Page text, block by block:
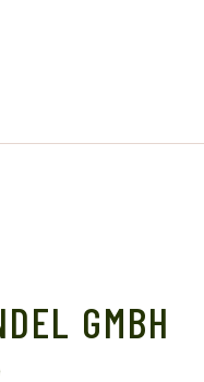
GMBH